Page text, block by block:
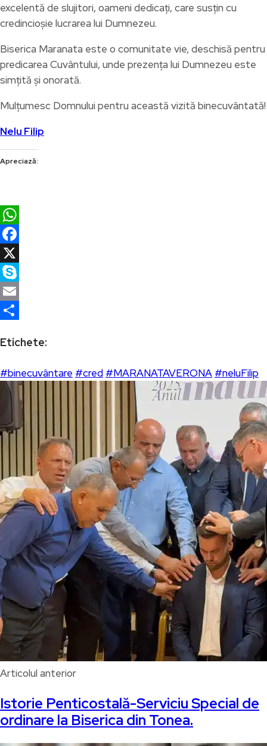
excelentă de slujitori, oameni dedicați, care susțin cu
credincioșie lucrarea lui Dumnezeu.
Biserica Maranata este o comunitate vie, deschisă pentru
predicarea Cuvântului, unde prezența lui Dumnezeu este
simțită și onorată.
Mulțumesc Domnului pentru această vizită binecuvântată!
Nelu Filip
Apreciază:
WhatsApp
Facebook
X
Skype
Email
Etichete:
#binecuvântare #cred #MARANATAVERONA #neluFilip
Articolul anterior
Istorie Penticostală-Serviciu Special de
ordinare la Biserica din Tonea.